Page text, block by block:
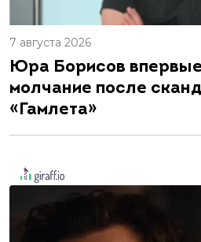
7 августа 2026
Юра Борисов
молчание после
«Гамлета»